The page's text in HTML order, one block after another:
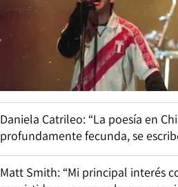
Daniela Catrileo: “La poesía en
profundamente fecunda, se
Matt Smith: “Mi principal interés